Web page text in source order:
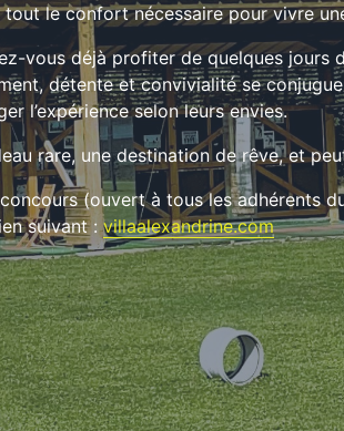
le confort nécessaire pour vivre
vous déjà profiter de quelques jours
détente et convivialité se
l’expérience selon leurs envies.
rare, une destination de rêve, et
(ouvert à tous les adhérents
suivant :villaalexandrine.com